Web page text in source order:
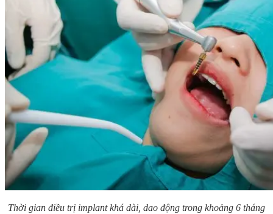
Thời gian điều trị implant khá dài, dao động trong khoảng 6 tháng